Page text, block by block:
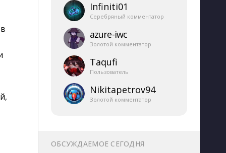
Infiniti01
Серебряный комментатор
azure-​iwc
Золотой комментатор
Taqufi
Пользователь
Nikitapetrov94
Золотой комментатор
ОБСУЖДАЕМОЕ СЕГОДНЯ